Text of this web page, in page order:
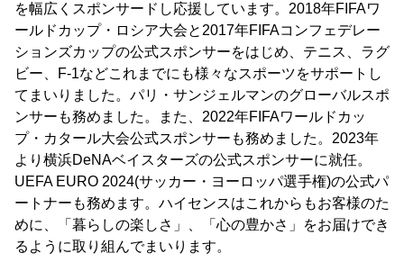
を幅広くスポンサードし応援しています。2018年FIFAワ
ールドカップ・ロシア大会と2017年FIFAコンフェデレー
ションズカップの公式スポンサーをはじめ、テニス、ラグ
ビー、F-1などこれまでにも様々なスポーツをサポートし
てまいりました。パリ・サンジェルマンのグローバルスポ
ンサーも務めました。また、2022年FIFAワールドカッ
プ・カタール大会公式スポンサーも務めました。2023年
より横浜DeNAベイスターズの公式スポンサーに就任。
UEFA EURO 2024(サッカー・ヨーロッパ選手権)の公式パ
ートナーも務めます。ハイセンスはこれからもお客様のた
めに、「暮らしの楽しさ」、「心の豊かさ」をお届けでき
るように取り組んでまいります。